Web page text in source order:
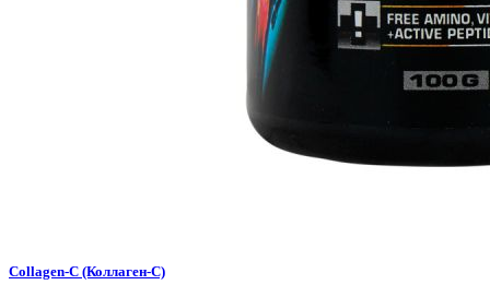
Collagen-C (Коллаген-C)